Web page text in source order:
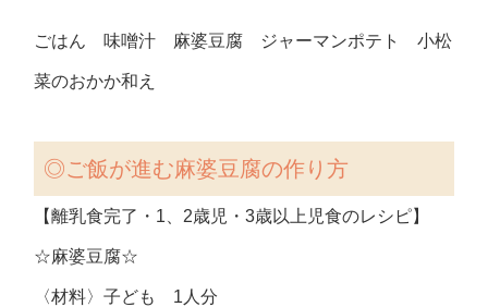
ごはん 味噌汁 麻婆豆腐 ジャーマンポテト 小松
菜のおかか和え
◎ご飯が進む麻婆豆腐の作り方
【離乳食完了・1、2歳児・3歳以上児食のレシピ】
☆麻婆豆腐☆
〈材料〉子ども 1人分